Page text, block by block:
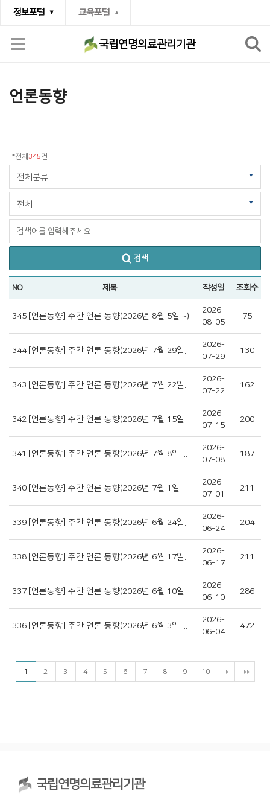
정보포털 교육포털
국립연명의료관리기관
언론동향
언론동향
*전체 345건
검색
NO 제목 작성일 조회수
345 [언론동향] 주간 언론 동향(2026년 8월 5일 ~)
2026-
08-05
75
344
2026-
07-29
130
343
2026-
07-22
162
342
2026-
07-15
200
341
2026-
07-08
187
340
2026-
07-01
211
339
2026-
06-24
204
338
2026-
06-17
211
337
2026-
06-10
286
336
2026-
06-04
472
1 2 3 4 5 6 7 8 9 10
국립연명의료관리기관